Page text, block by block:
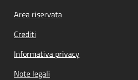
Footer menu
Area riservata
Crediti
Informativa privacy
Note legali